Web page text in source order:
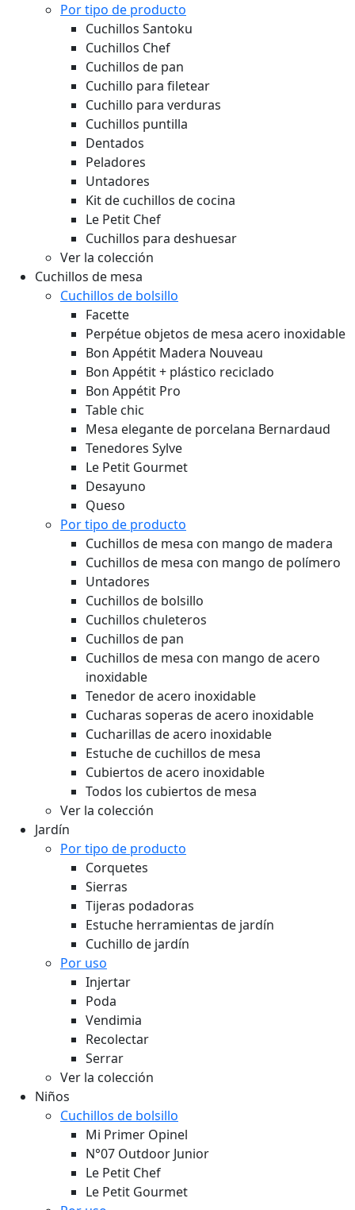
Por tipo de producto
Cuchillos Santoku
Cuchillos Chef
Cuchillos de pan
Cuchillo para filetear
Cuchillo para verduras
Cuchillos puntilla
Dentados
Peladores
Untadores
Kit de cuchillos de cocina
Le Petit Chef
Cuchillos para deshuesar
Ver la colección
Cuchillos de mesa
Cuchillos de bolsillo
Facette
Perpétue objetos de mesa acero inoxidable
Bon Appétit Madera Nouveau
Bon Appétit + plástico reciclado
Bon Appétit Pro
Table chic
Mesa elegante de porcelana Bernardaud
Tenedores Sylve
Le Petit Gourmet
Desayuno
Queso
Por tipo de producto
Cuchillos de mesa con mango de madera
Cuchillos de mesa con mango de polímero
Untadores
Cuchillos de bolsillo
Cuchillos chuleteros
Cuchillos de pan
Cuchillos de mesa con mango de acero
inoxidable
Tenedor de acero inoxidable
Cucharas soperas de acero inoxidable
Cucharillas de acero inoxidable
Estuche de cuchillos de mesa
Cubiertos de acero inoxidable
Todos los cubiertos de mesa
Ver la colección
Jardín
Por tipo de producto
Corquetes
Sierras
Tijeras podadoras
Estuche herramientas de jardín
Cuchillo de jardín
Por uso
Injertar
Poda
Vendimia
Recolectar
Serrar
Ver la colección
Niños
Cuchillos de bolsillo
Mi Primer Opinel
N°07 Outdoor Junior
Le Petit Chef
Le Petit Gourmet